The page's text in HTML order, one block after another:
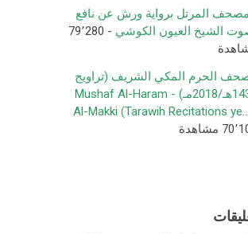
المرتل برواية ورش عن نافع
الشيخ العيون الكوشي
- 79٬280
الحرم المكي الشريف (تراويح
1439هـ/2018مـ) - Mushaf Al-Haram
Al-Makki (Tarawih Recitations ye...
مشاهدة